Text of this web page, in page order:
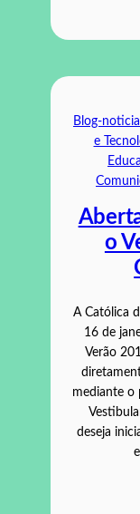
Blog-
e
o
A Católica
16 de
Verão
mediante o
deseja